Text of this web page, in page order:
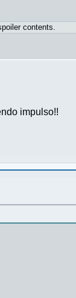
contents.
impulso!!